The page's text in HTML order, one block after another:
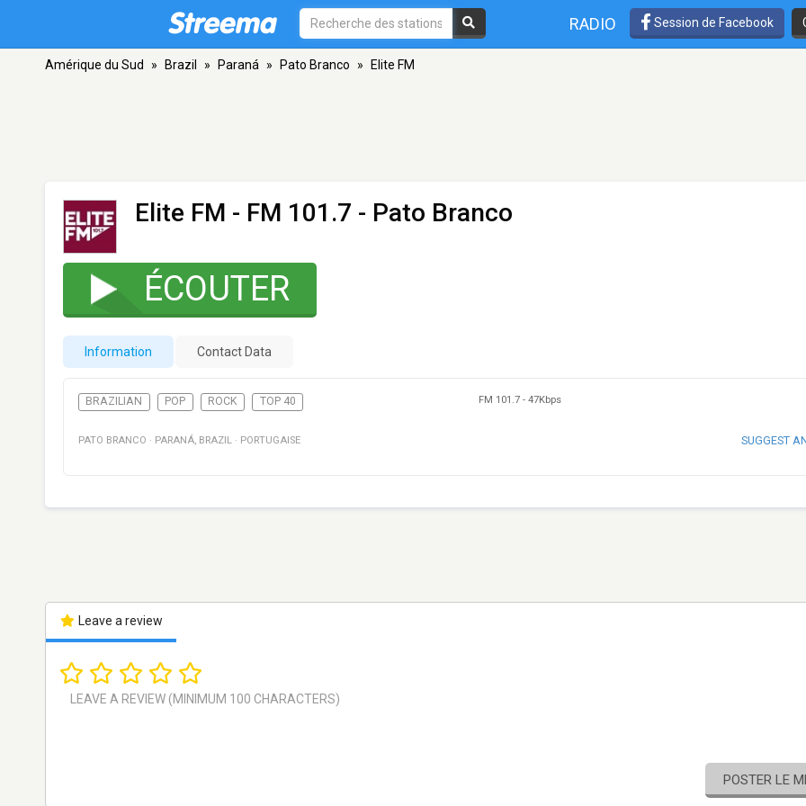
RADIO Session de Facebook
Amérique du Sud » Brazil » Paraná » Pato Branco » Elite FM
Elite FM - FM 101.7 - Pato Branco
ÉCOUTER
Information Contact Data
BRAZILIAN POP ROCK TOP 40 FM 101.7 - 47Kbps
PATO BRANCO · PARANÁ, BRAZIL · PORTUGAISE SUGGEST
Leave a review
POSTER LE